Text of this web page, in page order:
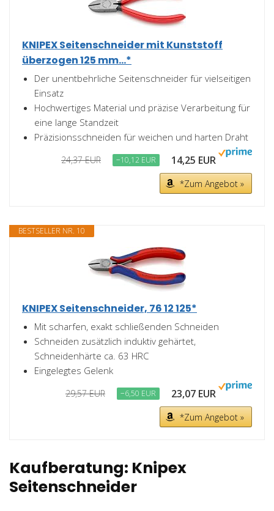
KNIPEX Seitenschneider mit Kunststoff
überzogen 125 mm...*
Der unentbehrliche Seitenschneider für vielseitigen
Einsatz
Hochwertiges Material und präzise Verarbeitung für
eine lange Standzeit
Präzisionsschneiden für weichen und harten Draht
24,37 EUR −10,12 EUR 14,25 EUR
*Zum Angebot »
BESTSELLER NR. 10
KNIPEX Seitenschneider, 76 12 125*
Mit scharfen, exakt schließenden Schneiden
Schneiden zusätzlich induktiv gehärtet,
Schneidenhärte ca. 63 HRC
Eingelegtes Gelenk
29,57 EUR −6,50 EUR 23,07 EUR
*Zum Angebot »
Kaufberatung: Knipex
Seitenschneider